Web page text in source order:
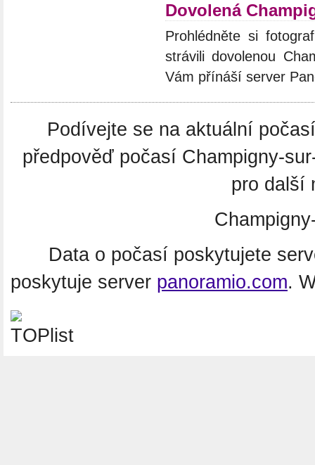
Dovolená
Prohlédněte si
strávili dovolenou
Vám přínáší server
Podívejte se na aktuální
předpověď počasí Champigny-
pro další
Data o počasí poskytujete
poskytuje server panoramio.com.